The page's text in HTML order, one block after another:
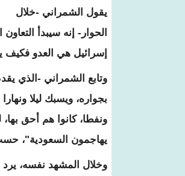
يقول الشمراني -خلال
الحوار- إنه سيبدأ
إسرائيل هي العدو فكيف
وتابع الشمراني -الذي
بجواره، ويسبك ليلا
ونفطا، كانوا هم أحق
يهاجمون السعودية"،
وخلال المشهد نفسه، يرد